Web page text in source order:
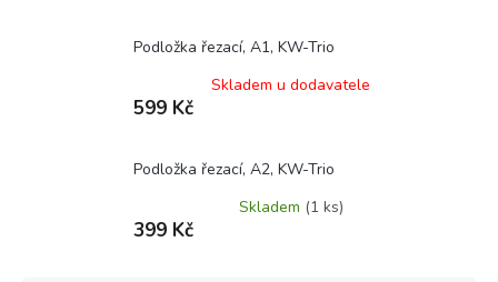
Podložka řezací, A1, KW-Trio
Skladem u dodavatele
599 Kč
Podložka řezací, A2, KW-Trio
Skladem (1 ks)
399 Kč